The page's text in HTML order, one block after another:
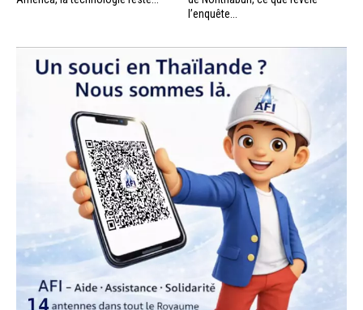
l’enquête...